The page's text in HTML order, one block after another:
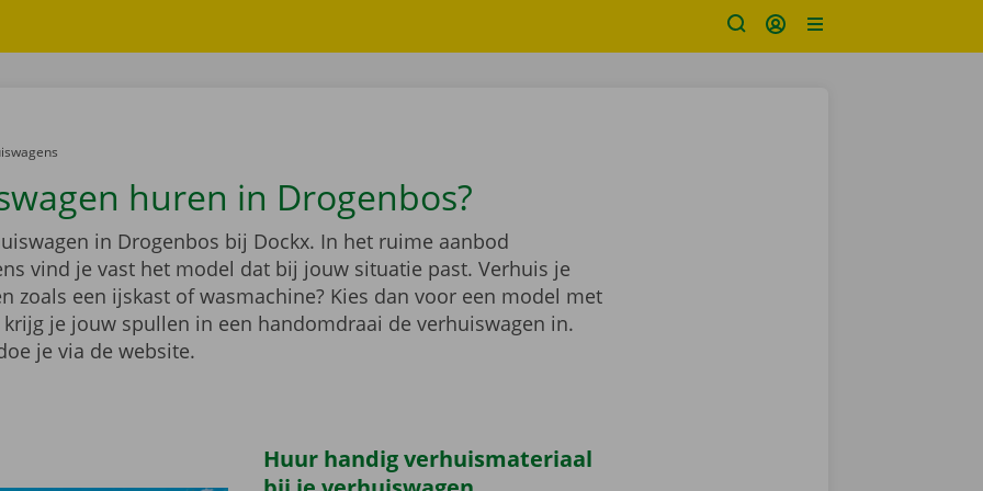
huren in Drogenbos?
in Drogenbos bij Dockx. In het ruime aanbod
vind je vast het model dat bij jouw situatie past. Verhuis je
zoals een ijskast of wasmachine? Kies dan voor een model met
krijg je jouw spullen in een handomdraai de verhuiswagen in.
je via de website.
Huur handig verhuismateriaal